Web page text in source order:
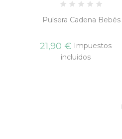
Pulsera Resinas Sanitarios
21,90 € Impuestos
incluidos